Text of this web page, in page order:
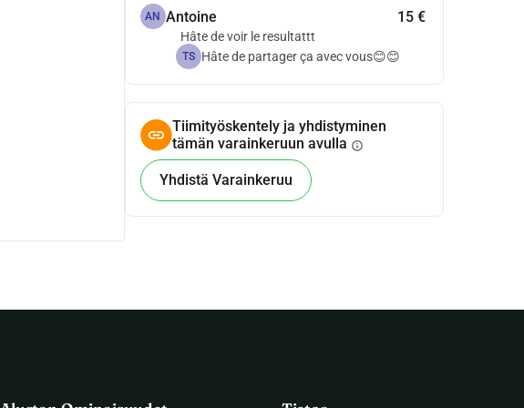
AN Antoine 15 €
Hâte de voir le resultattt
TS Hâte de partager ça avec vous😊😊
Tiimityöskentely ja yhdistyminen
tämän varainkeruun avulla info
Yhdistä Varainkeruu